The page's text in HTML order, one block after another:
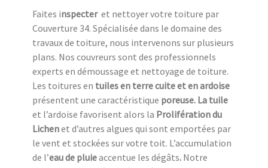
Faites inspecter et nettoyer votre toiture par
Couverture 34. Spécialisée dans le domaine des
travaux de toiture, nous intervenons sur plusieurs
plans. Nos couvreurs sont des professionnels
experts en démoussage et nettoyage de toiture.
Les toitures en tuiles en terre cuite et en ardoise
présentent une caractéristique poreuse. La tuile
et l’ardoise favorisent alors la Prolifération du
Lichenet d’autres algues qui sont emportées par
le vent et stockées sur votre toit. L’accumulation
de l’eau de pluieaccentue les dégâts. Notre